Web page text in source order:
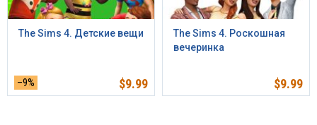
The Sims 4. Детские вещи
–9% $9.99
The Sims 4. Роскошная
вечеринка
$9.99